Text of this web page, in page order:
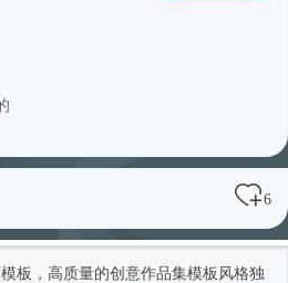
6
板 ，高质量的创意作品集模板风格独